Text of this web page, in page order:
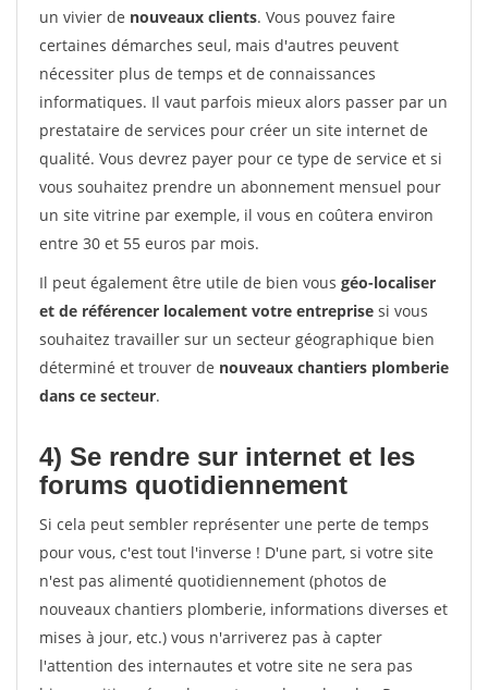
un vivier de nouveaux clients. Vous pouvez faire
certaines démarches seul, mais d'autres peuvent
nécessiter plus de temps et de connaissances
informatiques. Il vaut parfois mieux alors passer par un
prestataire de services pour créer un site internet de
qualité. Vous devrez payer pour ce type de service et si
vous souhaitez prendre un abonnement mensuel pour
un site vitrine par exemple, il vous en coûtera environ
entre 30 et 55 euros par mois.
Il peut également être utile de bien vous géo-localiser
et de référencer localement votre entreprise si vous
souhaitez travailler sur un secteur géographique bien
déterminé et trouver de nouveaux chantiers plomberie
dans ce secteur.
4) Se rendre sur internet et les
forums quotidiennement
Si cela peut sembler représenter une perte de temps
pour vous, c'est tout l'inverse ! D'une part, si votre site
n'est pas alimenté quotidiennement (photos de
nouveaux chantiers plomberie, informations diverses et
mises à jour, etc.) vous n'arriverez pas à capter
l'attention des internautes et votre site ne sera pas